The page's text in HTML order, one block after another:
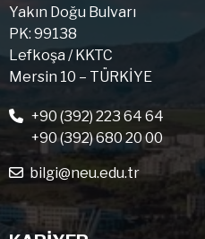
Yakın Doğu Bulvarı
PK: 99138
Lefkoşa / KKTC
Mersin 10 – TÜRKİYE
+90 (392) 223 64 64
+90 (392) 680 20 00
bilgi@neu.edu.tr